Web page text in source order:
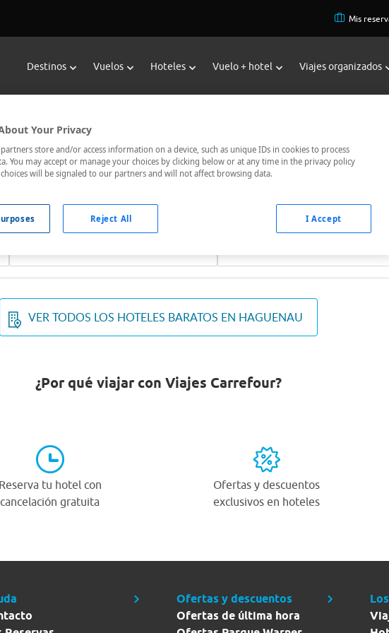
Mis
Destinos Vuelos Hoteles Vuelo + hotel Viajes organizados
Reservar Hoteles en Haguenau
de Viajes Carrefour te ofrecehoteles baratos en Haguenaua los
el hotel que busques nosotros te lo encontramos al mejor precio.
Fechas *
VER TODOS LOS HOTELES BARATOS EN HAGUENAU
¿Por qué viajar con Viajes Carrefour?
Reserva tu hotel con
cancelación gratuita
Ofertas y descuentos
exclusivos en hoteles
Ofertas y descuentos
Ofertas de última hora
Your Privacy
store and/or access information on a device, such as unique IDs in cookies to process
You may accept or manage your choices by clicking below or at any time in the privacy policy
choices will be signaled to our partners and will not affect browsing data.
Reject All I Accept